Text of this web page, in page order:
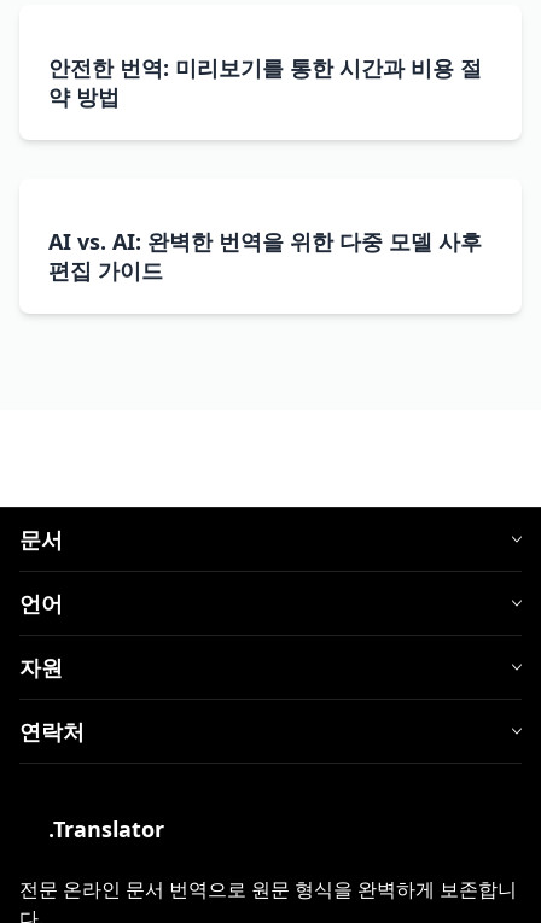
안전한 번역: 미리보기를 통한 시간과 비용 절
약 방법
AI vs. AI: 완벽한 번역을 위한 다중 모델 사후
편집 가이드
문서
언어
자원
연락처
.Translator
전문 온라인 문서 번역으로 원문 형식을 완벽하게 보존합니